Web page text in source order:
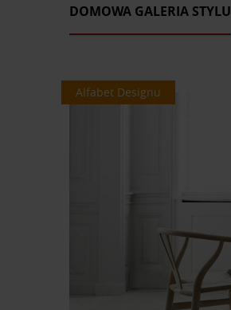
DOMOWA GALERIA STYLU
Alfabet Designu